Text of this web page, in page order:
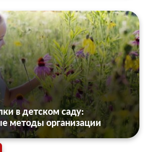
в детском саду:
методы организации